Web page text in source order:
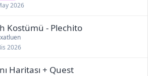
2026
Kostümü - Plechito
2026
Haritası + Quest